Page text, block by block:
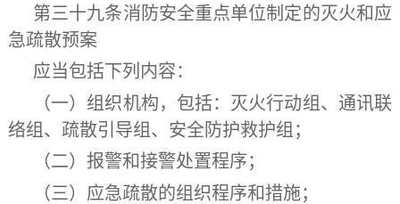
第三十九条消防安全重点单位制定的灭火和应
急疏散预案
应当包括下列内容：
（一）组织机构，包括：灭火行动组、通讯联
络组、疏散引导组、安全防护救护组；
（二）报警和接警处置程序；
（三）应急疏散的组织程序和措施；